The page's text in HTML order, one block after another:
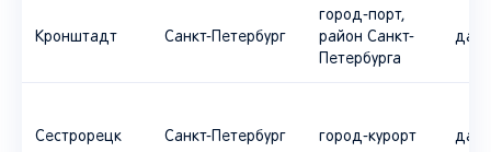
Кронштадт Санкт-Петербург
город-порт,
район Санкт-
Петербурга
да
Сестрорецк Санкт-Петербург город-курорт да